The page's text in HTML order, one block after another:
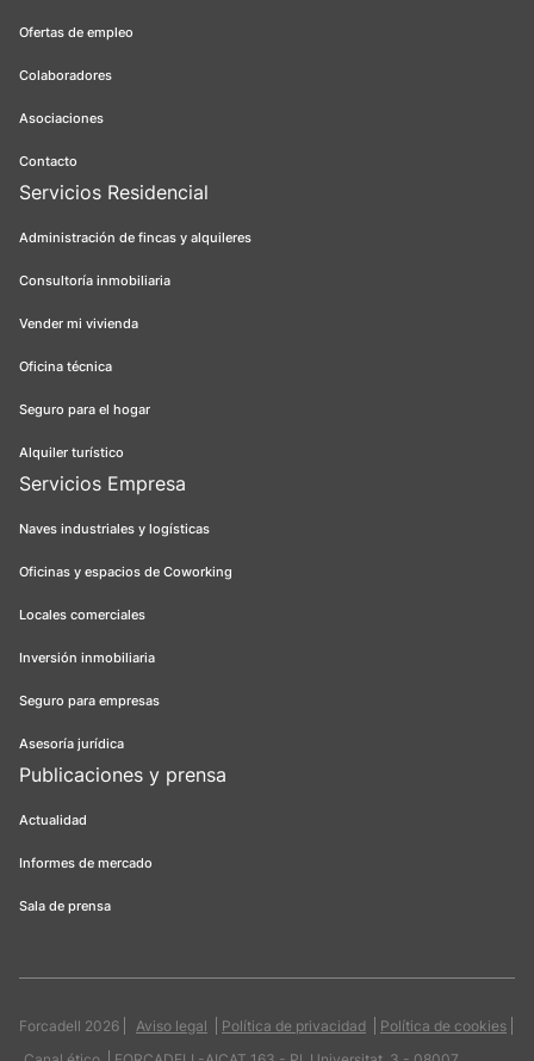
Ofertas de empleo
Colaboradores
Asociaciones
Contacto
Servicios Residencial
Administración de fincas y alquileres
Consultoría inmobiliaria
Vender mi vivienda
Oficina técnica
Seguro para el hogar
Alquiler turístico
Servicios Empresa
Naves industriales y logísticas
Oficinas y espacios de Coworking
Locales comerciales
Inversión inmobiliaria
Seguro para empresas
Asesoría jurídica
Publicaciones y prensa
Actualidad
Informes de mercado
Sala de prensa
Forcadell 2026 Aviso legal Política de privacidad
Política de cookies